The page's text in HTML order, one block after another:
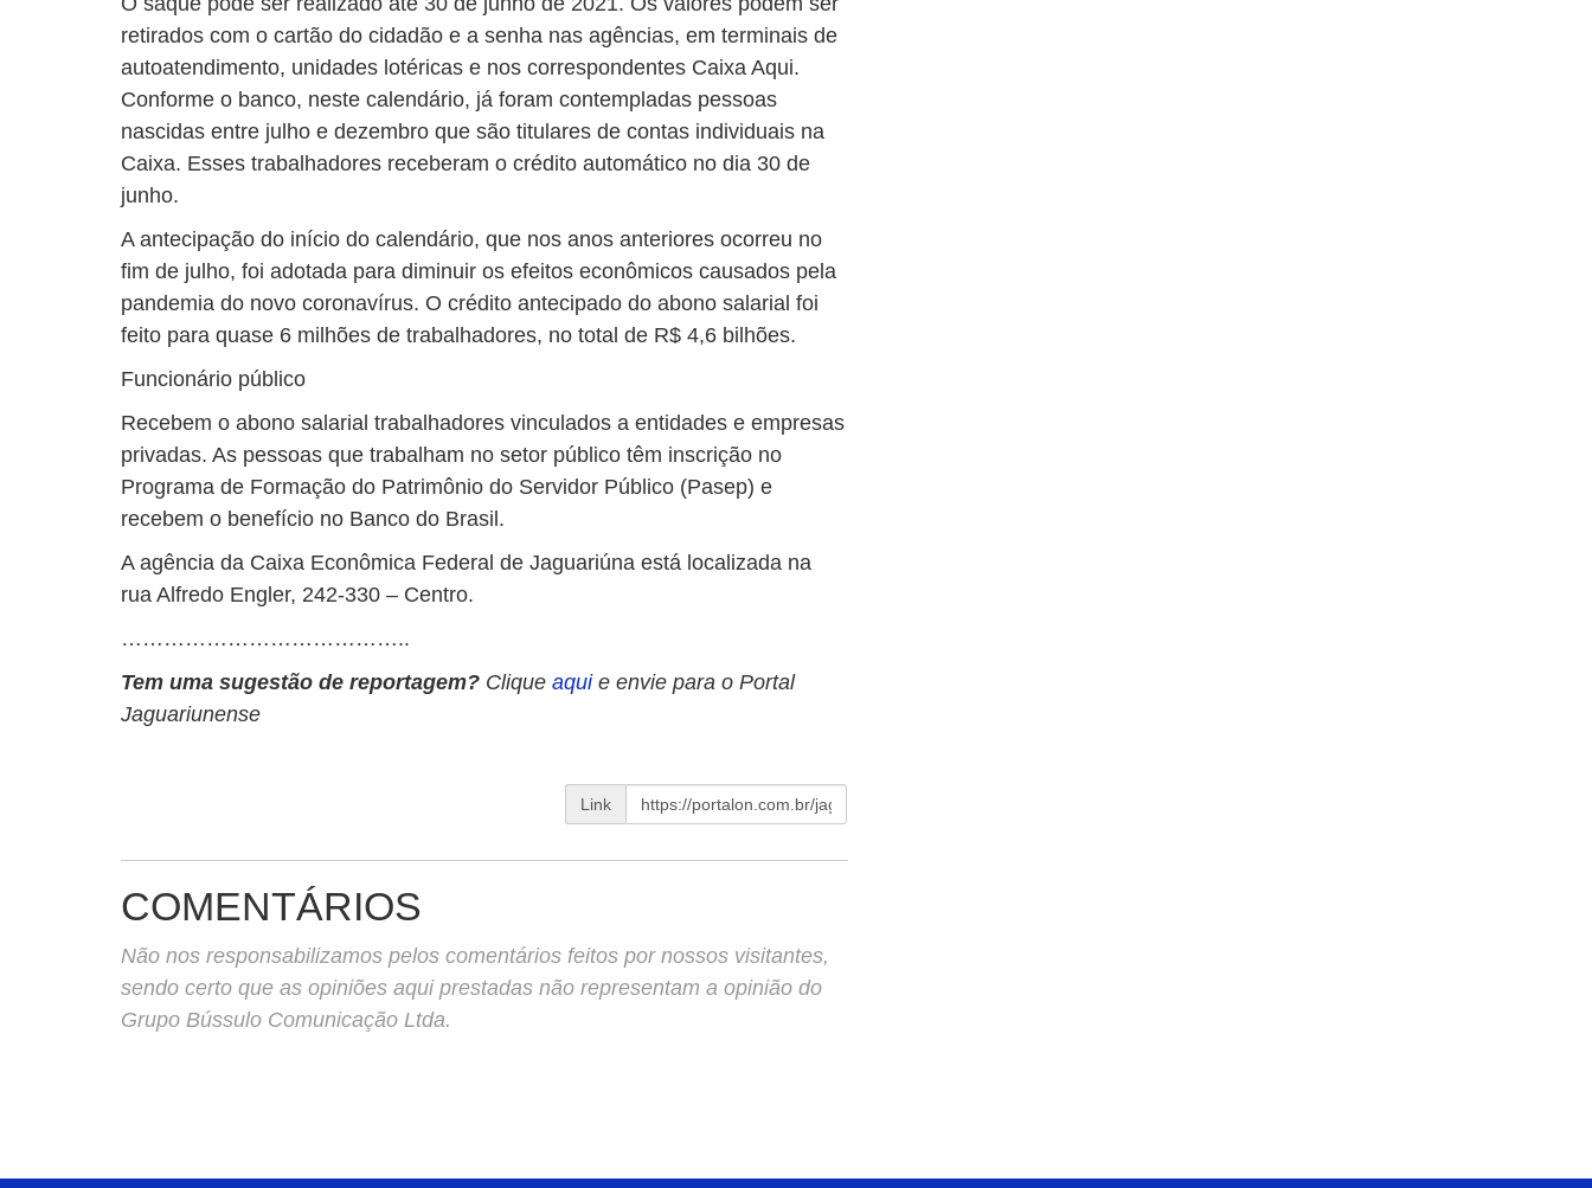
retirados com o cartão do cidadão e a senha nas agências, em terminais de
autoatendimento, unidades lotéricas e nos correspondentes Caixa Aqui.
Conforme o banco, neste calendário, já foram contempladas pessoas
nascidas entre julho e dezembro que são titulares de contas individuais na
Caixa. Esses trabalhadores receberam o crédito automático no dia 30 de
junho.
A antecipação do início do calendário, que nos anos anteriores ocorreu no
fim de julho, foi adotada para diminuir os efeitos econômicos causados pela
pandemia do novo coronavírus. O crédito antecipado do abono salarial foi
feito para quase 6 milhões de trabalhadores, no total de R$ 4,6 bilhões.
Funcionário público
Recebem o abono salarial trabalhadores vinculados a entidades e empresas
privadas. As pessoas que trabalham no setor público têm inscrição no
Programa de Formação do Patrimônio do Servidor Público (Pasep) e
recebem o benefício no Banco do Brasil.
A agência da Caixa Econômica Federal de Jaguariúna está localizada na
rua Alfredo Engler, 242-330 – Centro.
…………………………………..
Tem uma sugestão de reportagem? Clique aqui e envie para o Portal
Jaguariunense
Link
COMENTÁRIOS
Não nos responsabilizamos pelos comentários feitos por nossos visitantes,
sendo certo que as opiniões aqui prestadas não representam a opinião do
Grupo Bússulo Comunicação Ltda.